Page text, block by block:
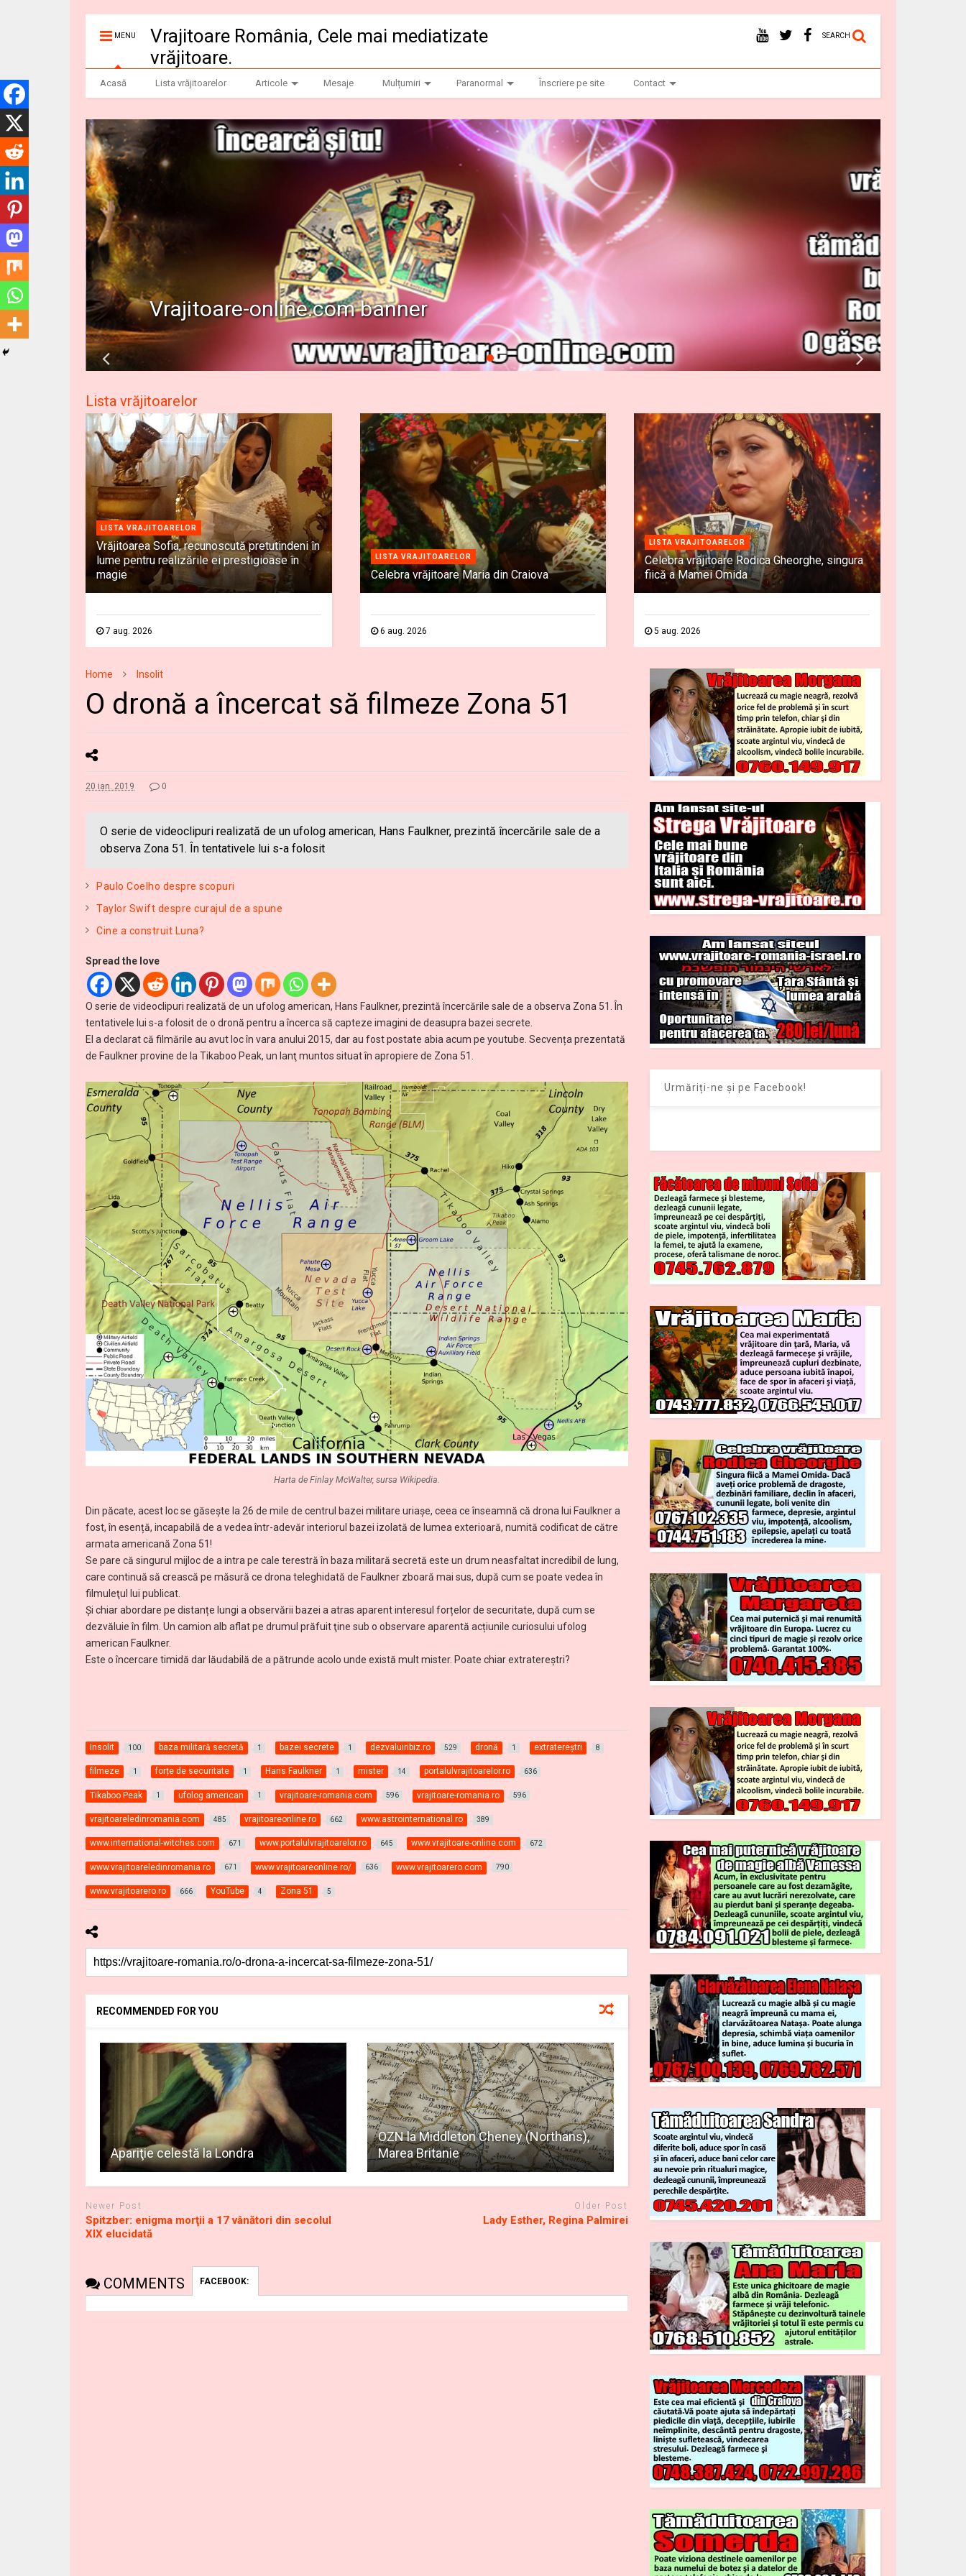
MENU
Vrajitoare România, Cele mai mediatizate
vrăjitoare.
SEARCH
Acasă Lista vrăjitoarelor Articole Mesaje Mulțumiri Paranormal Înscriere pe site Contact
Vrajitoare-online.com banner
Lista vrăjitoarelor
LISTA VRAJITOARELOR
Vrăjitoarea Sofia, recunoscută pretutindeni în
lume pentru realizările ei prestigioase în
magie
7 aug. 2026
LISTA VRAJITOARELOR
Celebra vrăjitoare Maria din Craiova
6 aug. 2026
LISTA VRAJITOARELOR
Celebra vrăjitoare Rodica Gheorghe, singura
fiică a Mamei Omida
5 aug. 2026
Home Insolit
O dronă a încercat să filmeze Zona 51
20 ian. 2019 0
O serie de videoclipuri realizată de un ufolog american, Hans Faulkner, prezintă încercările sale de a
observa Zona 51. În tentativele lui s-a folosit
Paulo Coelho despre scopuri
Taylor Swift despre curajul de a spune
Cine a construit Luna?
Spread the love
O serie de videoclipuri realizată de un ufolog american, Hans Faulkner, prezintă încercările sale de a observa Zona 51. În
tentativele lui s-a folosit de o dronă pentru a încerca să capteze imagini de deasupra bazei secrete.
El a declarat că filmările au avut loc în vara anului 2015, dar au fost postate abia acum pe youtube. Secvența prezentată
de Faulkner provine de la Tikaboo Peak, un lanţ muntos situat în apropiere de Zona 51.
Harta de Finlay McWalter, sursa Wikipedia.
Din păcate, acest loc se găseşte la 26 de mile de centrul bazei militare uriașe, ceea ce înseamnă că drona lui Faulkner a
fost, în esență, incapabilă de a vedea într-adevăr interiorul bazei izolată de lumea exterioară, numită codificat de către
armata americană Zona 51!
Se pare că singurul mijloc de a intra pe cale terestră în baza militară secretă este un drum neasfaltat incredibil de lung,
care continuă să crească pe măsură ce drona teleghidată de Faulkner zboară mai sus, după cum se poate vedea în
filmuleţul lui publicat.
Și chiar abordare pe distanțe lungi a observării bazei a atras aparent interesul forțelor de securitate, după cum se
dezvăluie în film. Un camion alb aflat pe drumul prăfuit ţine sub o observare aparentă acțiunile curiosului ufolog
american Faulkner.
Este o încercare timidă dar lăudabilă de a pătrunde acolo unde există mult mister. Poate chiar extratereştri?
Insolit 100 baza militară secretă 1 bazei secrete 1 dezvaluiribiz.ro 529 dronă 1 extratereştri 8
filmeze 1 forțe de securitate 1 Hans Faulkner 1 mister 14 portalulvrajitoarelor.ro 636
Tikaboo Peak 1 ufolog american 1 vrajitoare-romania.com 596 vrajitoare-romania.ro 596
vrajitoareledinromania.com 485 vrajitoareonline.ro 662 www.astrointernational.ro 389
www.international-witches.com 671 www.portalulvrajitoarelor.ro 645 www.vrajitoare-online.com 672
www.vrajitoareledinromania.ro 671 www.vrajitoareonline.ro/ 636 www.vrajitoarero.com 790
www.vrajitoarero.ro 666 YouTube 4 Zona 51 5
RECOMMENDED FOR YOU
Apariţie celestă la Londra
OZN la Middleton Cheney (Northans),
Marea Britanie
Newer Post
Spitzber: enigma morţii a 17 vânători din secolul
XIX elucidată
Older Post
Lady Esther, Regina Palmirei
COMMENTS FACEBOOK:
Urmăriți-ne și pe Facebook!